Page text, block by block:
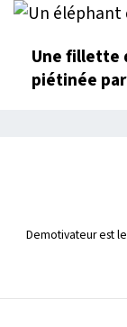
Une fillette
piétinée
Demotivateur est